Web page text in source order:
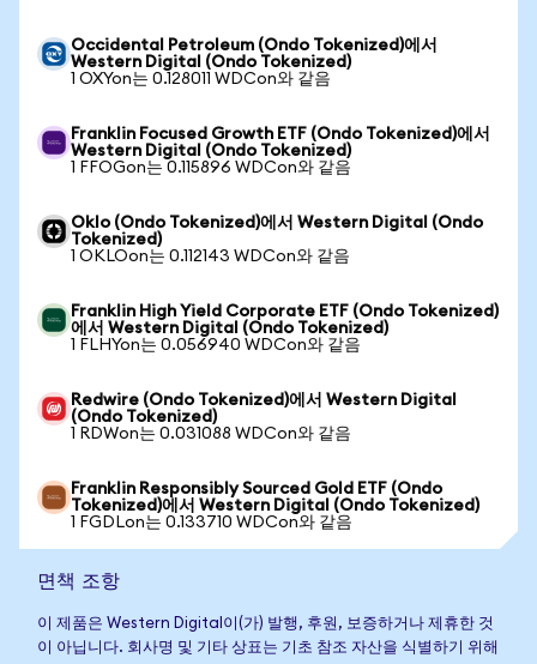
Occidental Petroleum (Ondo Tokenized)에서
Western Digital (Ondo Tokenized)
1 OXYon는 0.128011 WDCon와 같음
Franklin Focused Growth ETF (Ondo Tokenized)에서
Western Digital (Ondo Tokenized)
1 FFOGon는 0.115896 WDCon와 같음
Oklo (Ondo Tokenized)에서 Western Digital (Ondo
Tokenized)
1 OKLOon는 0.112143 WDCon와 같음
Franklin High Yield Corporate ETF (Ondo Tokenized)
에서 Western Digital (Ondo Tokenized)
1 FLHYon는 0.056940 WDCon와 같음
Redwire (Ondo Tokenized)에서 Western Digital
(Ondo Tokenized)
1 RDWon는 0.031088 WDCon와 같음
Franklin Responsibly Sourced Gold ETF (Ondo
Tokenized)에서 Western Digital (Ondo Tokenized)
1 FGDLon는 0.133710 WDCon와 같음
면책 조항
이 제품은 Western Digital이(가) 발행, 후원, 보증하거나 제휴한 것
이 아닙니다. 회사명 및 기타 상표는 기초 참조 자산을 식별하기 위해